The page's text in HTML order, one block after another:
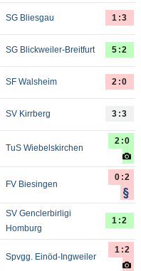
SG Bliesgau 1:3
SG Blickweiler-Breitfurt 5:2
SF Walsheim 2:0
SV Kirrberg 3:3
TuS Wiebelskirchen
2:0
FV Biesingen
0:2
SV Genclerbirligi
Homburg
1:2
Spvgg. Einöd-Ingweiler
1:2